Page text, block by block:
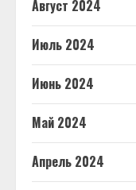
Август 2024
Июль 2024
Июнь 2024
Май 2024
Апрель 2024